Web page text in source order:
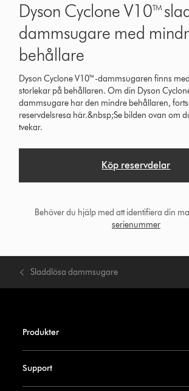
Dyson Cyclone V10™
dammsugare med
behållare
Dyson Cyclone V10™-dammsugaren finns
storlekar på behållaren. Om din Dyson
dammsugare har den mindre behållaren,
reservdelsresa här.&nbsp;Se bilden ovan om
tvekar.
Köp reservdelar
Behöver du hjälp med att identifiera din
serienummer
Sladdlösa dammsugare
Produkter
Support